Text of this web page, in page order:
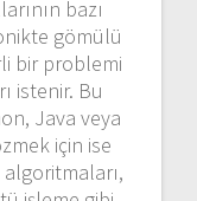
bazı
gömülü
bir problemi
istenir. Bu
Java veya
için ise